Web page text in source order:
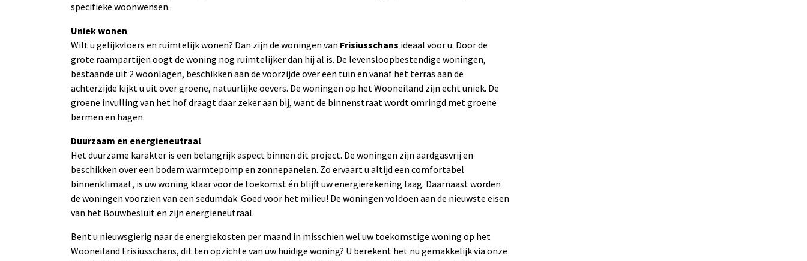
specifieke woonwensen.
Uniek wonen
Wilt u gelijkvloers en ruimtelijk wonen? Dan zijn de woningen van Frisiusschans ideaal voor u. Door de
grote raampartijen oogt de woning nog ruimtelijker dan hij al is. De levensloopbestendige woningen,
bestaande uit 2 woonlagen, beschikken aan de voorzijde over een tuin en vanaf het terras aan de
achterzijde kijkt u uit over groene, natuurlijke oevers. De woningen op het Wooneiland zijn echt uniek. De
groene invulling van het hof draagt daar zeker aan bij, want de binnenstraat wordt omringd met groene
bermen en hagen.
Duurzaam en energieneutraal
Het duurzame karakter is een belangrijk aspect binnen dit project. De woningen zijn aardgasvrij en
beschikken over een bodem warmtepomp en zonnepanelen. Zo ervaart u altijd een comfortabel
binnenklimaat, is uw woning klaar voor de toekomst én blijft uw energierekening laag. Daarnaast worden
de woningen voorzien van een sedumdak. Goed voor het milieu! De woningen voldoen aan de nieuwste eisen
van het Bouwbesluit en zijn energieneutraal.
Bent u nieuwsgierig naar de energiekosten per maand in misschien wel uw toekomstige woning op het
Wooneiland Frisiusschans, dit ten opzichte van uw huidige woning? U berekent het nu gemakkelijk via onze